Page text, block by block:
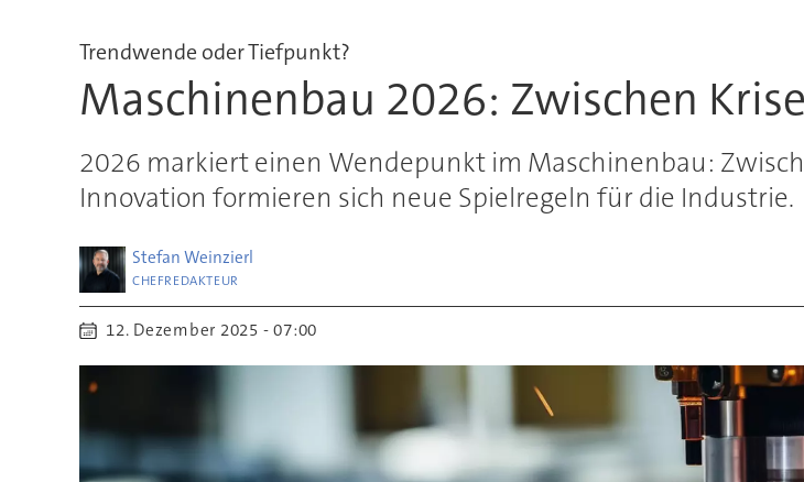
Trendwende oder Tiefpunkt?
Maschinenbau 2026: Zwischen
2026 markiert einen Wendepunkt im Maschinenbau:
Innovation formieren sich neue Spielregeln für die Industrie.
Stefan Weinzierl
CHEFREDAKTEUR
12. Dezember 2025 - 07:00